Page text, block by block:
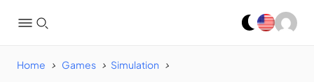
Home Games Simulation